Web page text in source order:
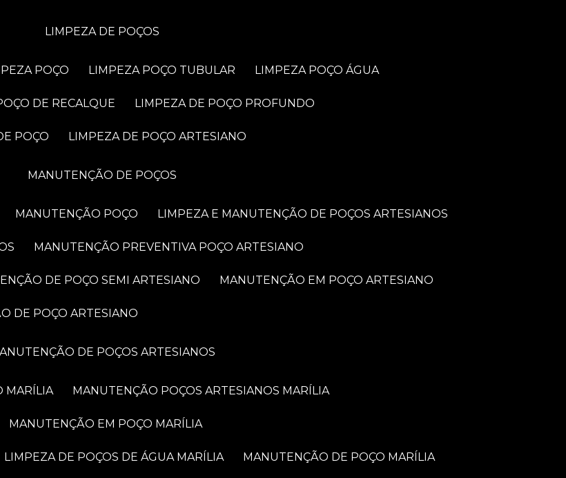
LIMPEZA DE POÇOS
POÇO LIMPEZA POÇO TUBULAR LIMPEZA POÇO ÁGUA
DE RECALQUE LIMPEZA DE POÇO PROFUNDO
POÇO LIMPEZA DE POÇO ARTESIANO
MANUTENÇÃO DE POÇOS
MANUTENÇÃO POÇO LIMPEZA E MANUTENÇÃO DE POÇOS ARTESIANOS
MANUTENÇÃO PREVENTIVA POÇO ARTESIANO
DE POÇO SEMI ARTESIANO MANUTENÇÃO EM POÇO ARTESIANO
DE POÇO ARTESIANO
MANUTENÇÃO DE POÇOS ARTESIANOS
MARÍLIA MANUTENÇÃO POÇOS ARTESIANOS MARÍLIA
MANUTENÇÃO EM POÇO MARÍLIA
LIMPEZA DE POÇOS DE ÁGUA MARÍLIA MANUTENÇÃO DE POÇO MARÍLIA